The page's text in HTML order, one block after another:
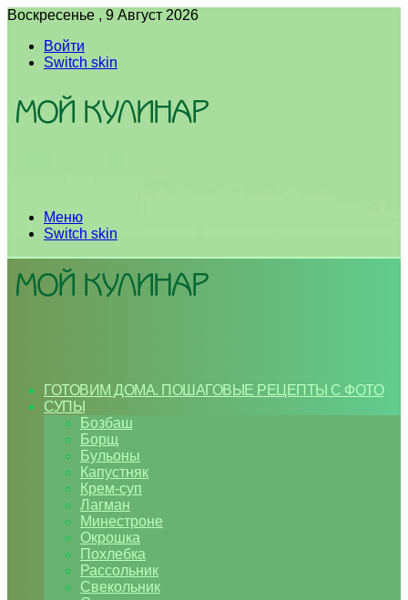
Воскресенье , 9 Август 2026
Войти
Switch skin
Меню
Switch skin
ГОТОВИМ ДОМА. ПОШАГОВЫЕ РЕЦЕПТЫ С ФОТО
СУПЫ
Бозбаш
Борщ
Бульоны
Капустняк
Крем-суп
Лагман
Минестроне
Окрошка
Похлебка
Рассольник
Свекольник